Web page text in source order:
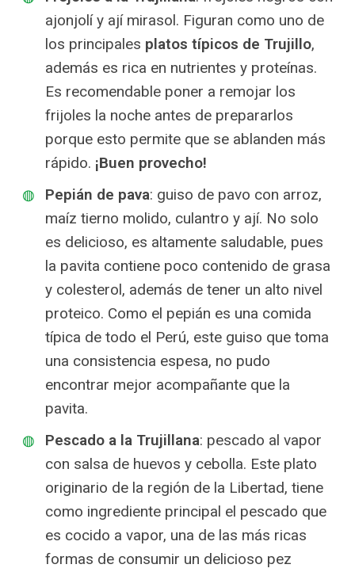
ajonjolí y ají mirasol. Figuran como uno de
los principales platos típicos de Trujillo,
además es rica en nutrientes y proteínas.
Es recomendable poner a remojar los
frijoles la noche antes de prepararlos
porque esto permite que se ablanden más
rápido. ¡Buen provecho!
Pepián de pava: guiso de pavo con arroz,
maíz tierno molido, culantro y ají. No solo
es delicioso, es altamente saludable, pues
la pavita contiene poco contenido de grasa
y colesterol, además de tener un alto nivel
proteico. Como el pepián es una comida
típica de todo el Perú, este guiso que toma
una consistencia espesa, no pudo
encontrar mejor acompañante que la
pavita.
Pescado a la Trujillana: pescado al vapor
con salsa de huevos y cebolla. Este plato
originario de la región de la Libertad, tiene
como ingrediente principal el pescado que
es cocido a vapor, una de las más ricas
formas de consumir un delicioso pez